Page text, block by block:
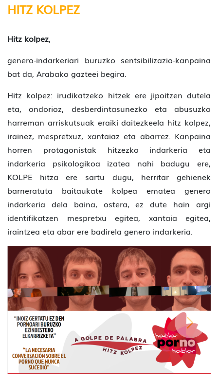
HITZ KOLPEZ
Hitz kolpez,
genero-indarkeriari buruzko sentsibilizazio-kanpaina
bat da, Arabako gazteei begira.
Hitz kolpez: irudikatzeko hitzek ere jipoitzen dutela
eta, ondorioz, desberdintasunezko eta abusuzko
harreman arriskutsuak eraiki daitezkeela hitz kolpez,
irainez, mespretxuz, xantaiaz eta abarrez. Kanpaina
horren protagonistak hitzezko indarkeria eta
indarkeria psikologikoa izatea nahi badugu ere,
KOLPE hitza ere sartu dugu, herritar gehienek
barneratuta baitaukate kolpea ematea genero
indarkeria dela baina, ostera, ez dute hain argi
identifikatzen mespretxu egitea, xantaia egitea,
iraintzea eta abar ere badirela genero indarkeria.